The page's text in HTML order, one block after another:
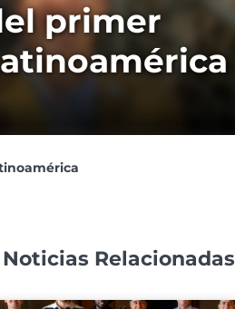
primer
Noticias Relacionadas